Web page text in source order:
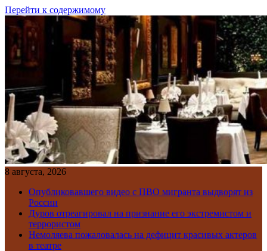
Перейти к содержимому
8 августа, 2026
Опубликовавшего видео с ПВО мигранта выдворят из
России
Дуров отреагировал на признание его экстремистом и
террористом
Немоляева пожаловалась на дефицит красивых актеров
в театре